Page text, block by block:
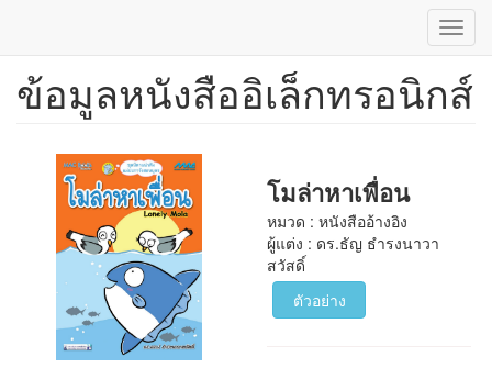
ข้าม
ข้อมูลหนังสืออิเล็กทรอนิกส์
โมล่าหาเพื่อน
หมวด : หนังสืออ้างอิง
ผู้แต่ง : ดร.ธัญ ธำรงนาวา
สวัสดิ์
ตัวอย่าง